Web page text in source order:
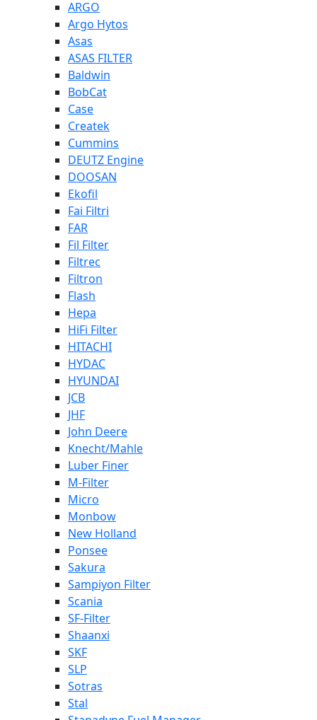
ARGO
Argo Hytos
Asas
ASAS FILTER
Baldwin
BobCat
Case
Createk
Cummins
DEUTZ Engine
DOOSAN
Ekofil
Fai Filtri
FAR
Fil Filter
Filtrec
Filtron
Flash
Hepa
HiFi Filter
HITACHI
HYDAC
HYUNDAI
JCB
JHF
John Deere
Knecht/Mahle
Luber Finer
M-Filter
Micro
Monbow
New Holland
Ponsee
Sakura
Sampiyon Filter
Scania
SF-Filter
Shaanxi
SKF
SLP
Sotras
Stal